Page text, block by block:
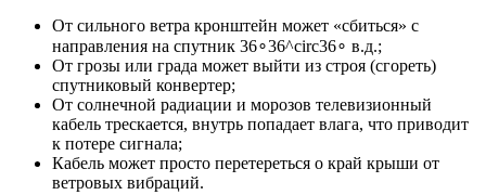
От сильного ветра кронштейн может «сбиться» с
направления на спутник 36∘36^circ36∘ в.д.;
От грозы или града может выйти из строя (сгореть)
спутниковый конвертер;
От солнечной радиации и морозов телевизионный
кабель трескается, внутрь попадает влага, что приводит
к потере сигнала;
Кабель может просто перетереться о край крыши от
ветровых вибраций.